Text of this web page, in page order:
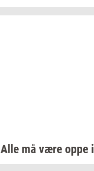
Alle må være oppe i